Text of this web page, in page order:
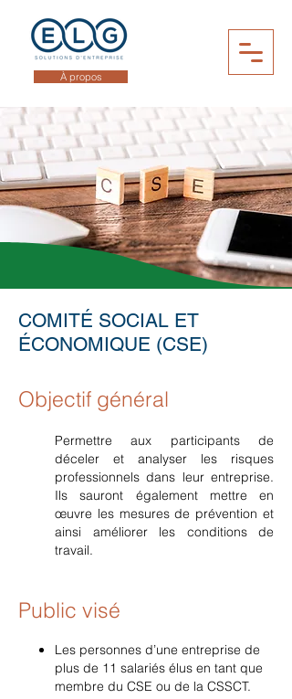
À propos
COMITÉ SOCIAL ET
ÉCONOMIQUE (CSE)
Objectif général
Permettre aux participants de
déceler et analyser les risques
professionnels dans leur entreprise.
Ils sauront également mettre en
œuvre les mesures de prévention et
ainsi améliorer les conditions de
travail.
Public visé
Les personnes d’une entreprise de
plus de 11 salariés élus en tant que
membre du CSE ou de la CSSCT.